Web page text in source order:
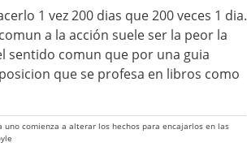
1 vez 200 dias que 200 veces 1 dia.
a la acción suele ser la peor la
sentido comun que por una guia
que se profesa en libros como
comienza a alterar los hechos para encajarlos en las